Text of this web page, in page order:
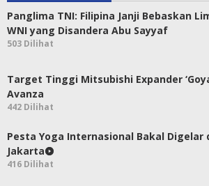
Panglima TNI: Filipina Janji Bebaskan
WNI yang Disandera Abu Sayyaf
503 Dilihat
Target Tinggi Mitsubishi Expander
Avanza
442 Dilihat
Pesta Yoga Internasional Bakal Digelar
Jakarta
416 Dilihat